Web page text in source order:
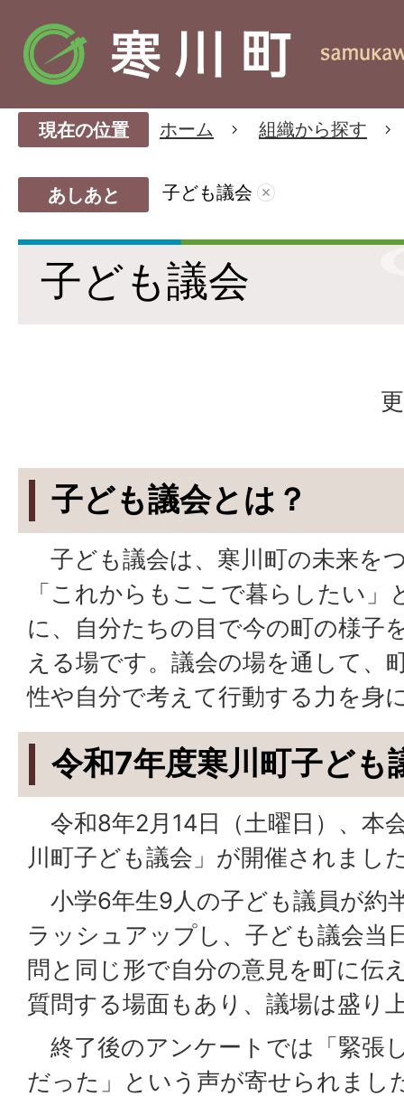
現在の位置 ホーム 組織から探す
あしあと 子ども議会
子ども議会
子ども議会とは？
子ども議会は、寒川町の未来を
「これからもここで暮らしたい
に、自分たちの目で今の町の様子
える場です。議会の場を通して、
性や自分で考えて行動する力を身
令和7年度寒川町子ども
令和8年2月14日（土曜日）、本
川町子ども議会」が開催されまし
小学6年生9人の子ども議員が約
ラッシュアップし、子ども議会当
問と同じ形で自分の意見を町に伝
質問する場面もあり、議場は盛り
終了後のアンケートでは「緊張
だった」という声が寄せられまし